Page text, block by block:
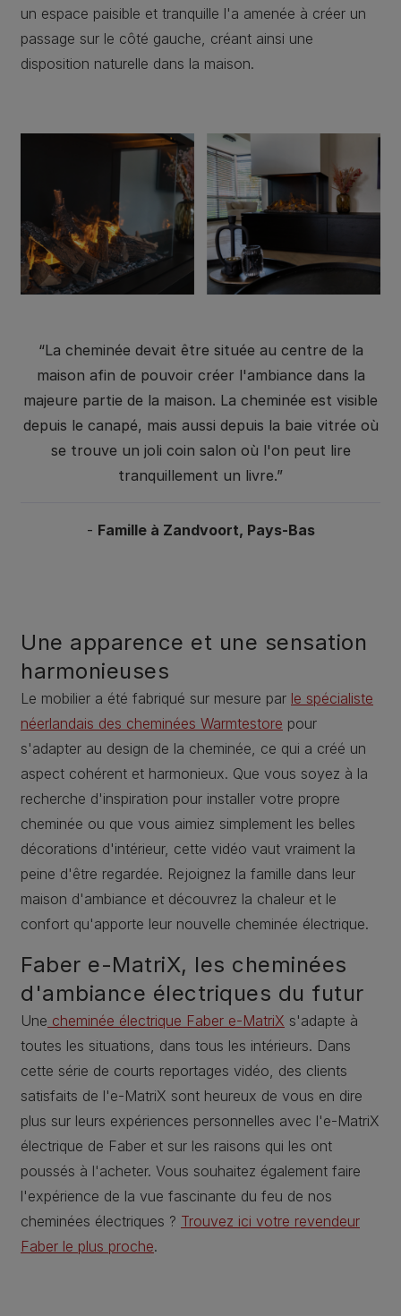
un espace paisible et tranquille l'a amenée à créer un
passage sur le côté gauche, créant ainsi une
disposition naturelle dans la maison.
“La cheminée devait être située au centre de la
maison afin de pouvoir créer l'ambiance dans la
majeure partie de la maison. La cheminée est visible
depuis le canapé, mais aussi depuis la baie vitrée où
se trouve un joli coin salon où l'on peut lire
tranquillement un livre.”
- Famille à Zandvoort, Pays-Bas
Une apparence et une sensation
harmonieuses
Le mobilier a été fabriqué sur mesure par le spécialiste
néerlandais des cheminées Warmtestore pour
s'adapter au design de la cheminée, ce qui a créé un
aspect cohérent et harmonieux. Que vous soyez à la
recherche d'inspiration pour installer votre propre
cheminée ou que vous aimiez simplement les belles
décorations d'intérieur, cette vidéo vaut vraiment la
peine d'être regardée. Rejoignez la famille dans leur
maison d'ambiance et découvrez la chaleur et le
confort qu'apporte leur nouvelle cheminée électrique.
Faber e-MatriX, les cheminées
d'ambiance électriques du futur
Une cheminée électrique Faber e-MatriX s'adapte à
toutes les situations, dans tous les intérieurs. Dans
cette série de courts reportages vidéo, des clients
satisfaits de l'e-MatriX sont heureux de vous en dire
plus sur leurs expériences personnelles avec l'e-MatriX
électrique de Faber et sur les raisons qui les ont
poussés à l'acheter. Vous souhaitez également faire
l'expérience de la vue fascinante du feu de nos
cheminées électriques ? Trouvez ici votre revendeur
Faber le plus proche.